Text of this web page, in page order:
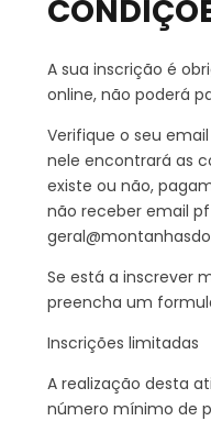
A sua inscrição é
online, não poderá
Verifique o seu
nele encontrará as
existe ou não,
não receber email
Se está a inscrever
preencha um
Inscrições limitadas
A realização desta
número mínimo de